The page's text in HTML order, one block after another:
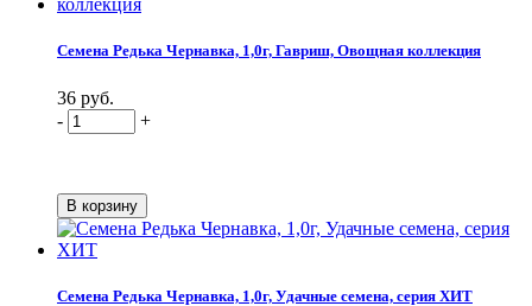
Семена Редька Чернавка, 1,0г, Гавриш, Овощная коллекция
36 руб.
-
+
Семена Редька Чернавка, 1,0г, Удачные семена, серия ХИТ